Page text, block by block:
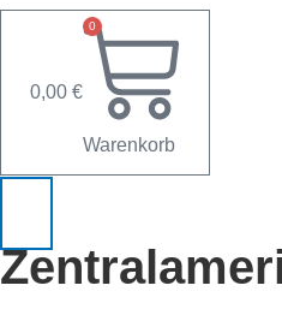
0,00 €
0
Warenkorb